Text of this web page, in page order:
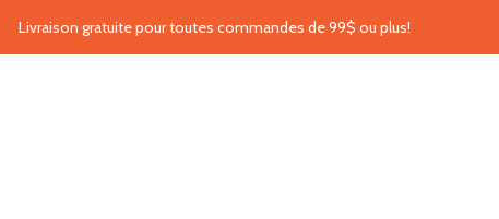
Livraison gratuite pour toutes commandes de 99$ ou plus!